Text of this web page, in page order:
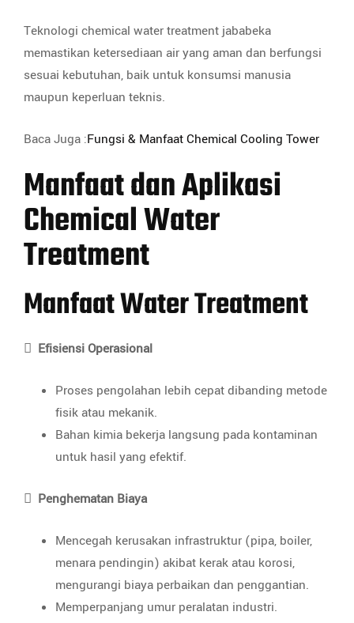
Teknologi chemical water treatment jababeka
memastikan ketersediaan air yang aman dan berfungsi
sesuai kebutuhan, baik untuk konsumsi manusia
maupun keperluan teknis.
Baca Juga :Fungsi & Manfaat Chemical Cooling Tower
Manfaat dan Aplikasi
Chemical Water
Treatment
Manfaat Water Treatment
 Efisiensi Operasional
Proses pengolahan lebih cepat dibanding metode
fisik atau mekanik.
Bahan kimia bekerja langsung pada kontaminan
untuk hasil yang efektif.
 Penghematan Biaya
Mencegah kerusakan infrastruktur (pipa, boiler,
menara pendingin) akibat kerak atau korosi,
mengurangi biaya perbaikan dan penggantian.
Memperpanjang umur peralatan industri.